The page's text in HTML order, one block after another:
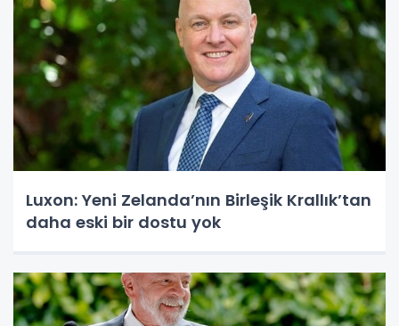
Luxon: Yeni Zelanda’nın Birleşik Krallık’tan
daha eski bir dostu yok